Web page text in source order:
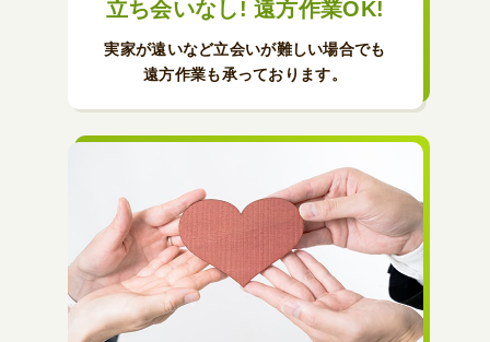
立ち会いなし! 遠方作業OK!
実家が遠いなど立会いが難しい場合でも
遠方作業も承っております。